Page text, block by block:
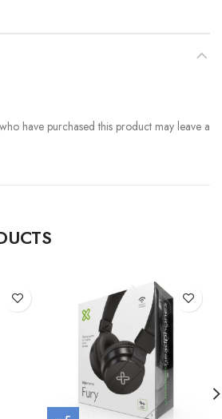
have purchased this product may leave a